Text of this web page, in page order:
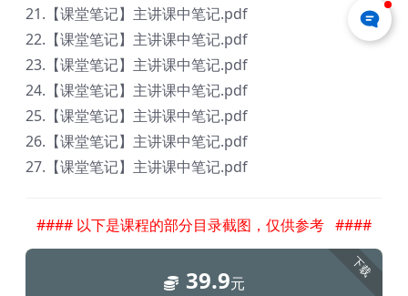
21.【课堂笔记】主讲课中笔记.pdf
22.【课堂笔记】主讲课中笔记.pdf
23.【课堂笔记】主讲课中笔记.pdf
24.【课堂笔记】主讲课中笔记.pdf
25.【课堂笔记】主讲课中笔记.pdf
26.【课堂笔记】主讲课中笔记.pdf
27.【课堂笔记】主讲课中笔记.pdf
#### 以下是课程的部分目录截图，仅供参考 ####
下载
39.9元